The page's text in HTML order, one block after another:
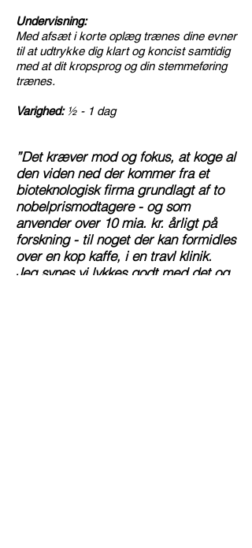
Undervisning:
Med afsæt i korte oplæg trænes dine evner
til at udtrykke dig klart og koncist samtidig
med at dit kropsprog og din stemmeføring
trænes.
Varighed:½ - 1 dag
”Det kræver mod og fokus, at koge al
den viden ned der kommer fra et
bioteknologisk firma grundlagt af to
nobelprismodtagere - og som
anvender over 10 mia. kr. årligt på
forskning - til noget der kan formidles
over en kop kaffe, i en travl klinik.
Jeg synes vi lykkes godt med det og